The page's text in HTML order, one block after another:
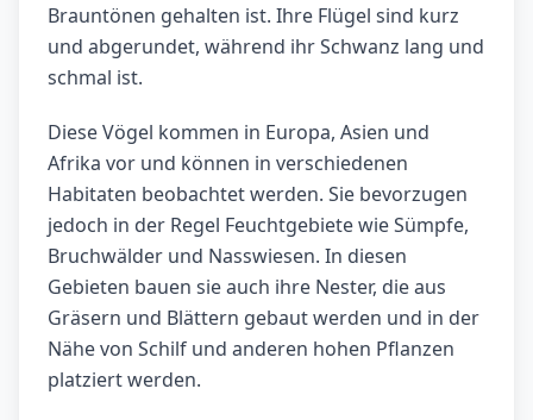
Brauntönen gehalten ist. Ihre Flügel sind kurz
und abgerundet, während ihr Schwanz lang und
schmal ist.
Diese Vögel kommen in Europa, Asien und
Afrika vor und können in verschiedenen
Habitaten beobachtet werden. Sie bevorzugen
jedoch in der Regel Feuchtgebiete wie Sümpfe,
Bruchwälder und Nasswiesen. In diesen
Gebieten bauen sie auch ihre Nester, die aus
Gräsern und Blättern gebaut werden und in der
Nähe von Schilf und anderen hohen Pflanzen
platziert werden.